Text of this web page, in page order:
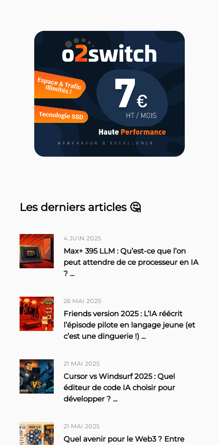
Les derniers articles 🤔
4 JUIN 2025
Max+ 395 LLM : Qu’est-ce que l’on
peut attendre de ce processeur en IA
? ...
26 MAI 2025
Friends version 2025 : L’IA réécrit
l’épisode pilote en langage jeune (et
c’est une dinguerie !) ...
21 MAI 2025
Cursor vs Windsurf 2025 : Quel
éditeur de code IA choisir pour
développer ? ...
21 MAI 2025
Quel avenir pour le Web3 ? Entre